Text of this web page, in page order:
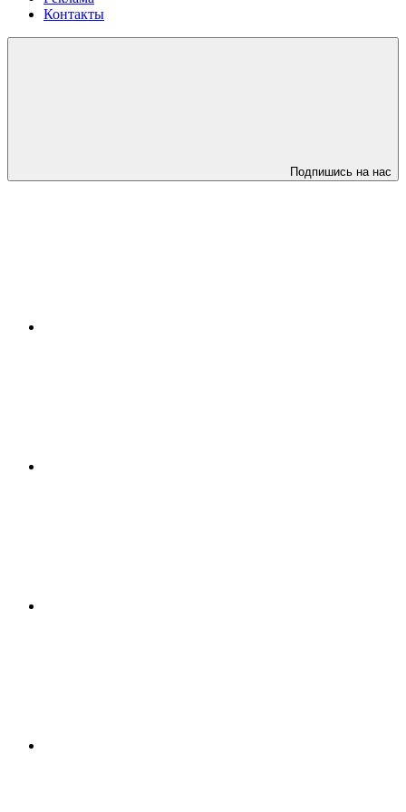
Контакты
Подпишись на нас